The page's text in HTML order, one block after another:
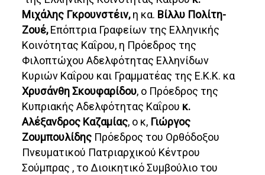
Μιχάλης Γκρουνστέιν,η κα. Βίλλυ Πολίτη-
Ζουέ,Επόπτρια Γραφείων της Ελληνικής
Κοινότητας Καΐρου, η Πρόεδρος της
Φιλοπτώχου Αδελφότητας Ελληνίδων
Κυριών Καΐρου και Γραμματέας της Ε.Κ.Κ. κα
Χρυσάνθη Σκουφαρίδου, ο Πρόεδρος της
Κυπριακής Αδελφότητας Καΐρου κ.
Αλέξανδρος Καζαμίας, ο κ, Γιώργος
Ζουμπουλίδης Πρόεδρος του Ορθόδοξου
Πνευματικού Πατριαρχικού Κέντρου
Σούμπρας , το Διοικητικό Συμβούλιο του